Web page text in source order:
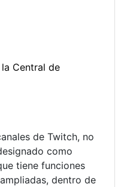
de Twitch, no
como
tiene funciones
dentro de